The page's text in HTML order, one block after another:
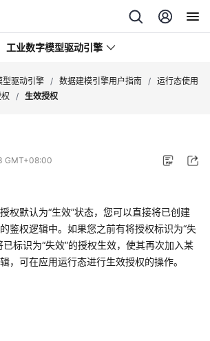
工业数字模型驱动引擎
型驱动引擎 / 数据建模引擎用户指南 / 运行态使用
/ 生效授权
GMT+08:00
权默认为“生效”状态，您可以直接将已创建
鉴权逻辑中。如果您之前有将授权标识为“失
已标识为“失效”的授权生效，使其再次加入某
，可在应用运行态进行生效授权的操作。